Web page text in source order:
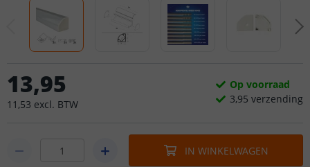
13,95
11 ,53 excl. BTW
Op voorraad
3,95 verzending
IN WINKELWAGEN